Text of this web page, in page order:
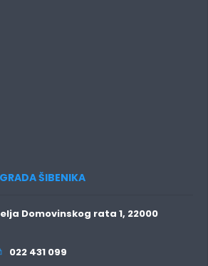
ŠIBENIKA
Domovinskog rata 1, 22000
022 431 099